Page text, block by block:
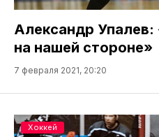
Александр
на нашей стороне»
7 февраля 2021, 20:20
Хоккей